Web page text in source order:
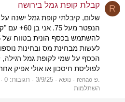
R קבלת קופת גמל בירושה
הנפטר מעל
לעשות מבחינת מס ובחינות
לפוליסת חיסכון או אולי אפיק
נושא 3/9/25 תגובות: 0
השתלמות